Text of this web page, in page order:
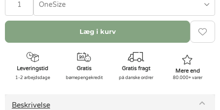
OneSize
Læg i kurv
Leveringstid
1-2 arbejdsdage
Gratis
børnepengekredit
Gratis fragt
på danske ordrer
Mere end
80.000+ varer
Beskrivelse